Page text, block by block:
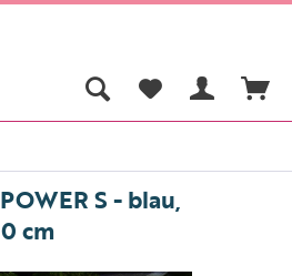
S - blau,
cm